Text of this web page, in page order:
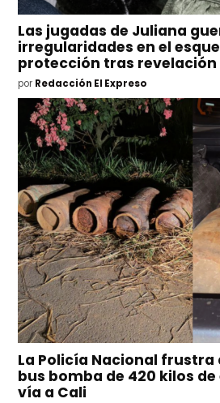
Las jugadas de Juliana
irregularidades en el
protección tras revelación
por Redacción El Expreso
La Policía Nacional
bus bomba de 420 kilos
vía a Cali